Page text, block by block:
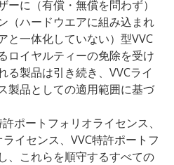
ーに（有償・無償を問わず）
（ハードウエアに組み込まれ
と一体化していない）型VVC
ロイヤルティーの免除を受け
る製品は引き続き、VVCライ
製品としての適用範囲に基づ
ポートフォリオライセンス、
イセンス、VVC特許ポートフ
、これらを順守するすべての